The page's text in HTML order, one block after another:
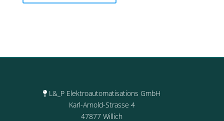
L&_P Elektroautomatisations GmbH
Karl-Arnold-Strasse 4
47877 Willich